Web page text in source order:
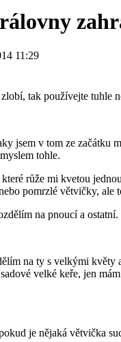
11:29
zlobí, tak používejte tuhle
jsem v tom ze začátku
tohle.
růže mi kvetou
pomrzlé větvičky, ale
na pnoucí a
na ty s velkými květy
velké keře, jen
je nějaká větvička